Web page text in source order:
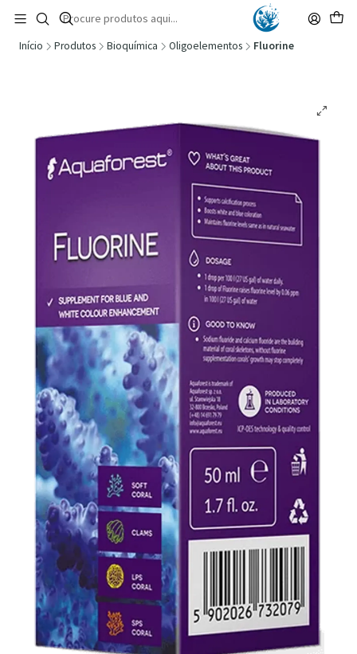
🚚 Portugal Continental: Portes Grátis desde 149,90€ (Envio extresso: 14,90€)
Ler mais
Início Produtos Bioquímica Oligoelementos Fluorine